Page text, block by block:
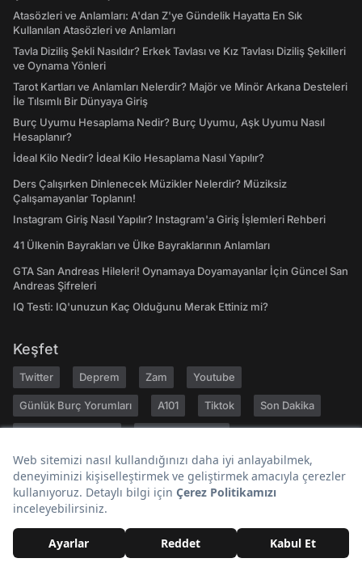
Atasözleri ve Anlamları: A'dan Z'ye Gündelik Hayatta En Sık
Kullanılan Atasözleri ve Anlamları
Tavla Diziliş Şekli Nasıldır? Erkek Tavlası ve Kız Tavlası Diziliş Şekilleri
ve Oynama Yönleri
Tarot Kartları ve Anlamları Nelerdir? Majör ve Minör Arkana Desteleri
İle Tılsımlı Bir Dünyaya Giriş
Burç Uyumu Hesaplama Nedir? Burç Uyumu, Aşk Uyumu Nasıl
Hesaplanır?
İdeal Kilo Nedir? İdeal Kilo Hesaplama Nasıl Yapılır?
Ders Çalışırken Dinlenecek Müzikler Nelerdir? Müziksiz
Çalışamayanlar Toplanın!
Instagram Giriş Nasıl Yapılır? Instagram'a Giriş İşlemleri Rehberi
41 Ülkenin Bayrakları ve Ülke Bayraklarının Anlamları
GTA San Andreas Hileleri! Oynamaya Doyamayanlar İçin Güncel San
Andreas Şifreleri
IQ Testi: IQ'unuzun Kaç Olduğunu Merak Ettiniz mi?
Keşfet
Twitter Deprem Zam Youtube
Günlük Burç Yorumları A101 Tiktok Son Dakika
Hakkımızda
Geri Bildirim
Gizlilik Politikası
Topluluk Kuralları
Kariyer
Yayın İlkeleri